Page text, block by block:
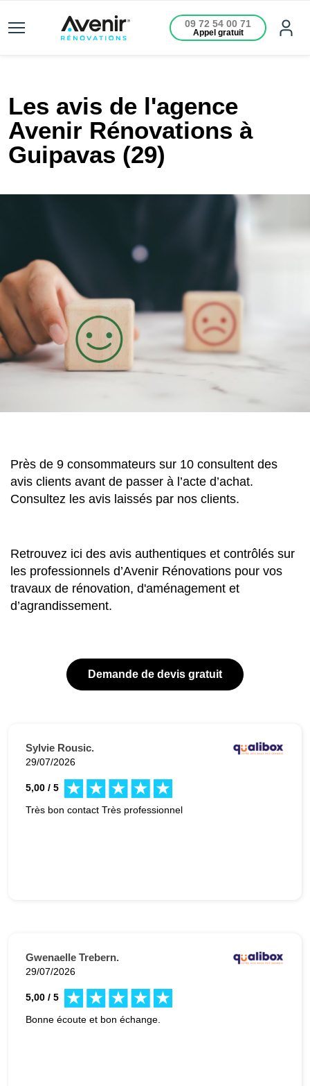
09 72 54 00 71
Appel gratuit
Les avis de l'agence
Avenir Rénovations à
Guipavas (29)
Près de 9 consommateurs sur 10 consultent des
avis clients avant de passer à l’acte d’achat.
Consultez les avis laissés par nos clients.
Retrouvez ici des avis authentiques et contrôlés sur
les professionnels d’Avenir Rénovations pour vos
travaux de rénovation, d'aménagement et
d’agrandissement.
Demande de devis gratuit
Sylvie Rousic.
29/07/2026
5,00 / 5
Très bon contact Très professionnel
Gwenaelle Trebern.
29/07/2026
5,00 / 5
Bonne écoute et bon échange.